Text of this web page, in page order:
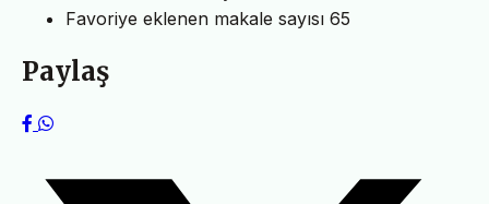
Favoriye eklenen makale sayısı 65
Paylaş